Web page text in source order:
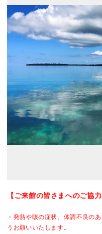
【ご来館の皆さまへのご協力
・発熱や咳の症状、体調不良の
うお願いいたします。